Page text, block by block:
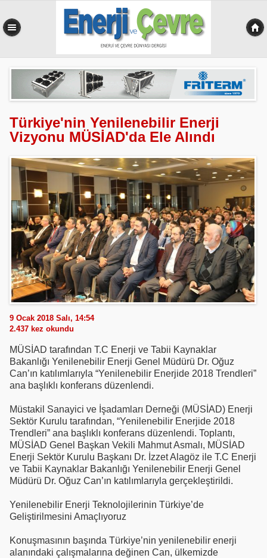
Türkiye'nin Yenilenebilir Enerji
Vizyonu MÜSİAD'da Ele Alındı
9 Ocak 2018 Salı, 14:54
2.437 kez okundu
MÜSİAD tarafından T.C Enerji ve Tabii Kaynaklar
Bakanlığı Yenilenebilir Enerji Genel Müdürü Dr. Oğuz
Can’ın katılımlarıyla “Yenilenebilir Enerjide 2018 Trendleri”
ana başlıklı konferans düzenlendi.
Müstakil Sanayici ve İşadamları Derneği (MÜSİAD) Enerji
Sektör Kurulu tarafından, “Yenilenebilir Enerjide 2018
Trendleri” ana başlıklı konferans düzenlendi. Toplantı,
MÜSİAD Genel Başkan Vekili Mahmut Asmalı, MÜSİAD
Enerji Sektör Kurulu Başkanı Dr. İzzet Alagöz ile T.C Enerji
ve Tabii Kaynaklar Bakanlığı Yenilenebilir Enerji Genel
Müdürü Dr. Oğuz Can’ın katılımlarıyla gerçekleştirildi.
Yenilenebilir Enerji Teknolojilerinin Türkiye’de
Geliştirilmesini Amaçlıyoruz
Konuşmasının başında Türkiye’nin yenilenebilir enerji
alanındaki çalışmalarına değinen Can, ülkemizde
0,570 sn